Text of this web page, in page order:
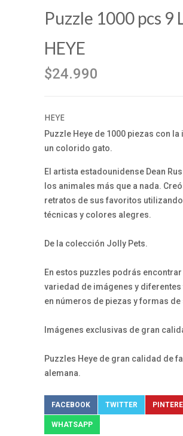
Puzzle 1000 pcs 9
HEYE
$24.990
HEYE
Puzzle Heye de 1000 piezas con la
un colorido gato.
El artista estadounidense Dean
los animales más que a nada.
retratos de sus favoritos
técnicas y colores alegres.
De la colección Jolly Pets.
En estos puzzles podrás
variedad de imágenes y
en números de piezas y formas de
Imágenes exclusivas de gran
Puzzles Heye de gran calidad de
alemana.
FACEBOOK TWITTER
WHATSAPP